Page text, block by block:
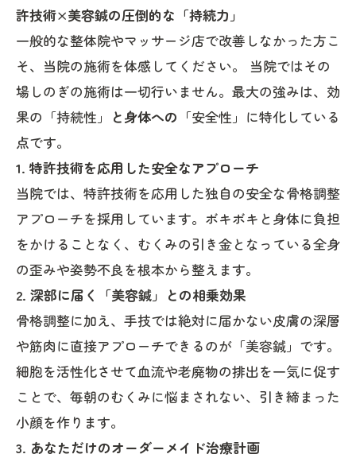
許技術×美容鍼の圧倒的な「持続力」
一般的な整体院やマッサージ店で改善しなかった方こ
そ、当院の施術を体感してください。 当院ではその
場しのぎの施術は一切行いません。最大の強みは、効
果の「持続性」 と身体への 「安全性」に特化している
点です。
1. 特許技術を応用した安全なアプローチ
当院では、特許技術を応用した独自の安全な骨格調整
アプローチを採用しています。ボキボキと身体に負担
をかけることなく、むくみの引き金となっている全身
の歪みや姿勢不良を根本から整えます。
2. 深部に届く「美容鍼」との相乗効果
骨格調整に加え、手技では絶対に届かない皮膚の深層
や筋肉に直接アプローチできるのが「美容鍼」です。
細胞を活性化させて血流や老廃物の排出を一気に促す
ことで、毎朝のむくみに悩まされない、引き締まった
小顔を作ります。
3. あなただけのオーダーメイド治療計画